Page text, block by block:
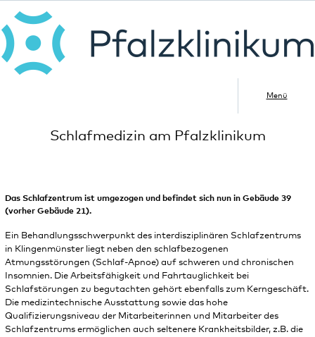
Menü
Schlafmedizin am Pfalzklinikum
Das Schlafzentrum ist umgezogen und befindet sich nun in Gebäude 39
(vorher Gebäude 21).
Ein Behandlungsschwerpunkt des interdisziplinären Schlafzentrums
in Klingenmünster liegt neben den schlafbezogenen
Atmungsstörungen (Schlaf-Apnoe) auf schweren und chronischen
Insomnien. Die Arbeitsfähigkeit und Fahrtauglichkeit bei
Schlafstörungen zu begutachten gehört ebenfalls zum Kerngeschäft.
Die medizintechnische Ausstattung sowie das hohe
Qualifizierungsniveau der Mitarbeiterinnen und Mitarbeiter des
Schlafzentrums ermöglichen auch seltenere Krankheitsbilder, z.B. die